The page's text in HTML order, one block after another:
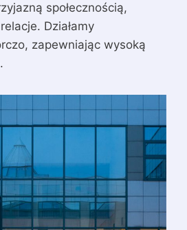
społecznością,
Działamy
zapewniając wysoką